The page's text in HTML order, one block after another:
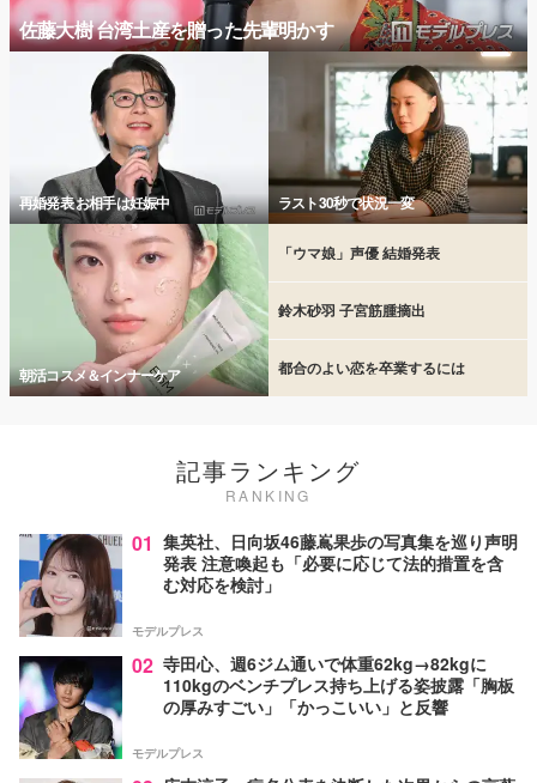
佐藤大樹 台湾土産を贈った先輩明かす
再婚発表 お相手は妊娠中 ラスト30秒で状況一変
朝活コスメ＆インナーケア
「ウマ娘」声優 結婚発表
鈴木砂羽 子宮筋腫摘出
都合のよい恋を卒業するには
記事ランキング
RANKING
01 集英社、日向坂46藤嶌果歩の写真集を巡り声明
発表 注意喚起も「必要に応じて法的措置を含
む対応を検討」
モデルプレス
02 寺田心、週6ジム通いで体重62kg→82kgに
110kgのベンチプレス持ち上げる姿披露「胸板
の厚みすごい」「かっこいい」と反響
モデルプレス